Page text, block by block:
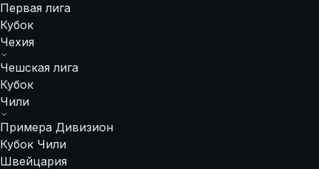
Первая лига
Кубок
Чехия
Чешская лига
Кубок
Чили
Примера Дивизион
Кубок Чили
Швейцария